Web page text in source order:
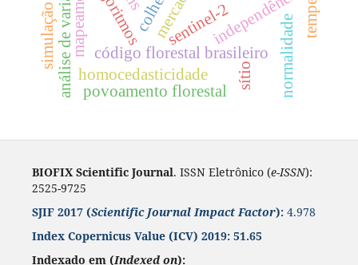
código florestal brasileiro
sentinel-2
análise de variância homocedasticidade
independência
normalidade
povoamento florestal
sítio
simulação
BIOFIX Scientific Journal. ISSN Eletrônico (e-ISSN):
2525-9725
SJIF 2017 (Scientific Journal Impact Factor):4.978
Index Copernicus Value(ICV) 2019: 51.65
Indexado em (Indexed on):